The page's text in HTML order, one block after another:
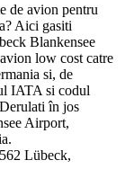
de avion pentru
Aici gasiti
Blankensee
low cost catre
si, de
IATA si codul
în jos
Airport,
Lübeck,